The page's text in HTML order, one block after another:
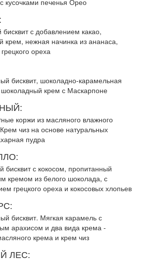
кусочками печенья Орео
с добавлением какао,
крем, нежная начинка из ананаса,
ореха
бисквит, шоколадно-карамельная
шоколадный крем с Маскарпоне
коржи из масляного влажного
чиз на основе натуральных
пудра
бисквит с кокосом, пропитанный
кремом из белого шоколада, с
грецкого ореха и кокосовых хлопьев
бисквит. Мягкая карамель с
арахисом и два вида крема -
крема и крем чиз
ЛЕС: